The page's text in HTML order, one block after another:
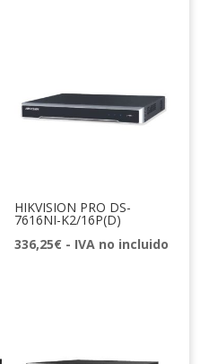
HIKVISION PRO DS-
7616NI-K2/16P(D)
336,25€ - IVA no incluido